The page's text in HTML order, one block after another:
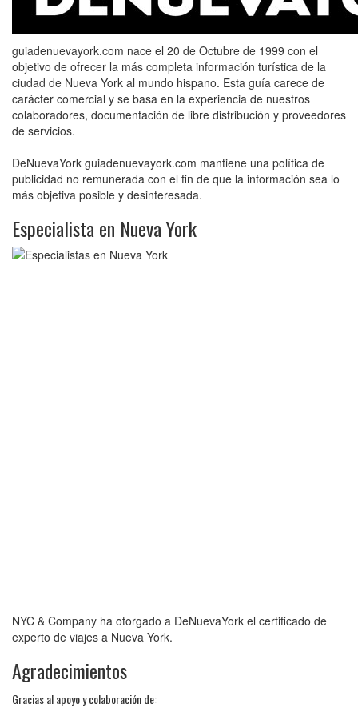
guiadenuevayork.com nace el 20 de Octubre de 1999 con el
objetivo de ofrecer la más completa información turística de la
ciudad de Nueva York al mundo hispano. Esta guía carece de
carácter comercial y se basa en la experiencia de nuestros
colaboradores, documentación de libre distribución y proveedores
de servicios.
DeNuevaYork guiadenuevayork.com mantiene una política de
publicidad no remunerada con el fin de que la información sea lo
más objetiva posible y desinteresada.
Especialista en Nueva York
NYC & Company ha otorgado a DeNuevaYork el certificado de
experto de viajes a Nueva York.
Agradecimientos
Gracias al apoyo y colaboración de: